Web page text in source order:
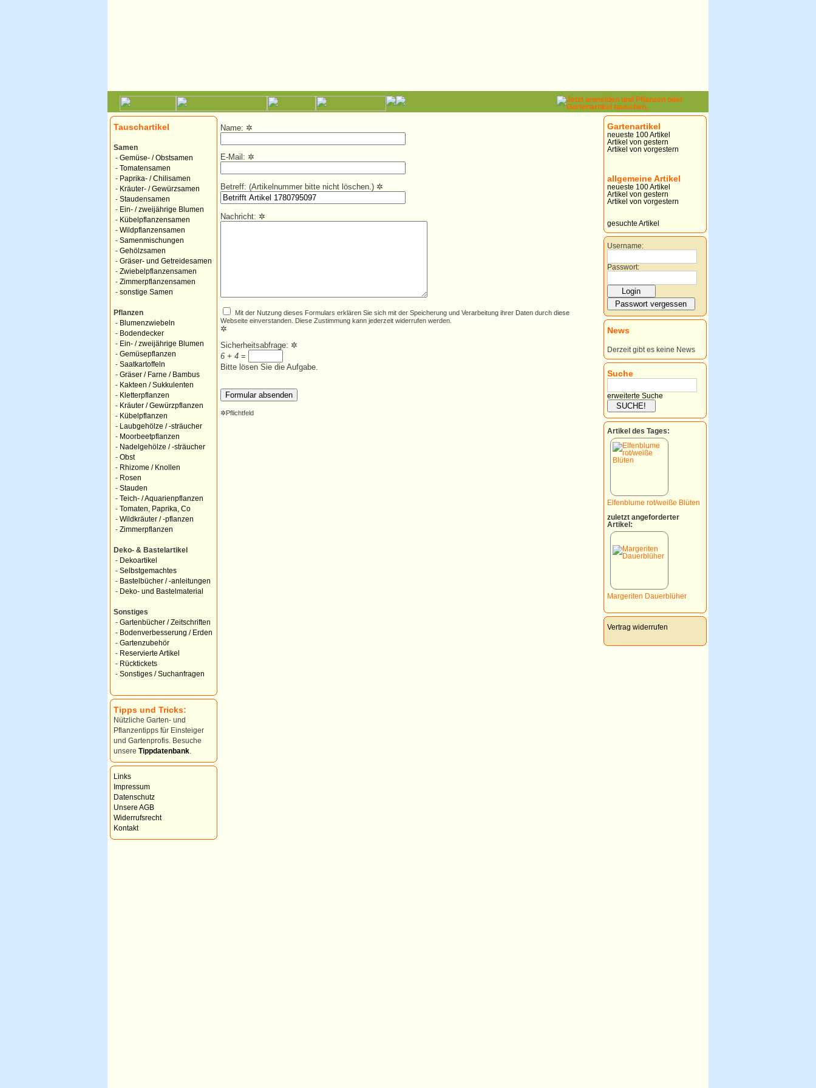
Tauschartikel
Samen
- Gemüse- / Obstsamen
- Tomatensamen
- Paprika- / Chilisamen
- Kräuter- / Gewürzsamen
- Staudensamen
- Ein- / zweijährige Blumen
- Kübelpflanzensamen
- Wildpflanzensamen
- Samenmischungen
- Gehölzsamen
- Gräser- und Getreidesamen
- Zwiebelpflanzensamen
- Zimmerpflanzensamen
- sonstige Samen
Pflanzen
- Blumenzwiebeln
- Bodendecker
- Ein- / zweijährige Blumen
- Gemüsepflanzen
- Saatkartoffeln
- Gräser / Farne / Bambus
- Kakteen / Sukkulenten
- Kletterpflanzen
- Kräuter / Gewürzpflanzen
- Kübelpflanzen
-
Laubgehölze / -sträucher
- Moorbeetpflanzen
- Nadelgehölze / -sträucher
- Obst
- Rhizome / Knollen
- Rosen
- Stauden
- Teich- / Aquarienpflanzen
- Tomaten, Paprika, Co
- Wildkräuter / -pflanzen
- Zimmerpflanzen
Deko- & Bastelartikel
- Dekoartikel
- Selbstgemachtes
- Bastelbücher / -anleitungen
- Deko- und Bastelmaterial
Sonstiges
- Gartenbücher / Zeitschriften
- Bodenverbesserung / Erden
- Gartenzubehör
- Reservierte Artikel
- Rücktickets
- Sonstiges / Suchanfragen
Tipps und Tricks:
Nützliche Garten- und
Pflanzentipps für Einsteiger
und Gartenprofis. Besuche
unsere Tippdatenbank
Links
Impressum
Datenschutz
Unsere AGB
Widerrufsrecht
Kontakt
Name: ✲
E-Mail: ✲
Betreff: (Artikelnummer bitte nicht löschen.) ✲
Nachricht: ✲
Mit der Nutzung dieses Formulars erklären Sie sich mit der Speicherung und Verarbeitung ihrer Daten durch diese
Webseite einverstanden. Diese Zustimmung kann jederzeit widerrufen werden.
✲
Sicherheitsabfrage: ✲
6 + 4 =
Bitte lösen Sie die Aufgabe.
✲Pflichtfeld
Gartenartikel
neueste 100 Artikel
Artikel von gestern
Artikel von vorgestern
allgemeine Artikel
neueste 100 Artikel
Artikel von gestern
Artikel von vorgestern
gesuchte Artikel
Username:
Passwort:
News
Derzeit gibt es keine News
Suche
erweiterte Suche
Artikel des Tages:
Elfenblume rot/weiße Blüten
zuletzt angeforderter
Artikel:
Margeriten Dauerblüher
Vertrag widerrufen